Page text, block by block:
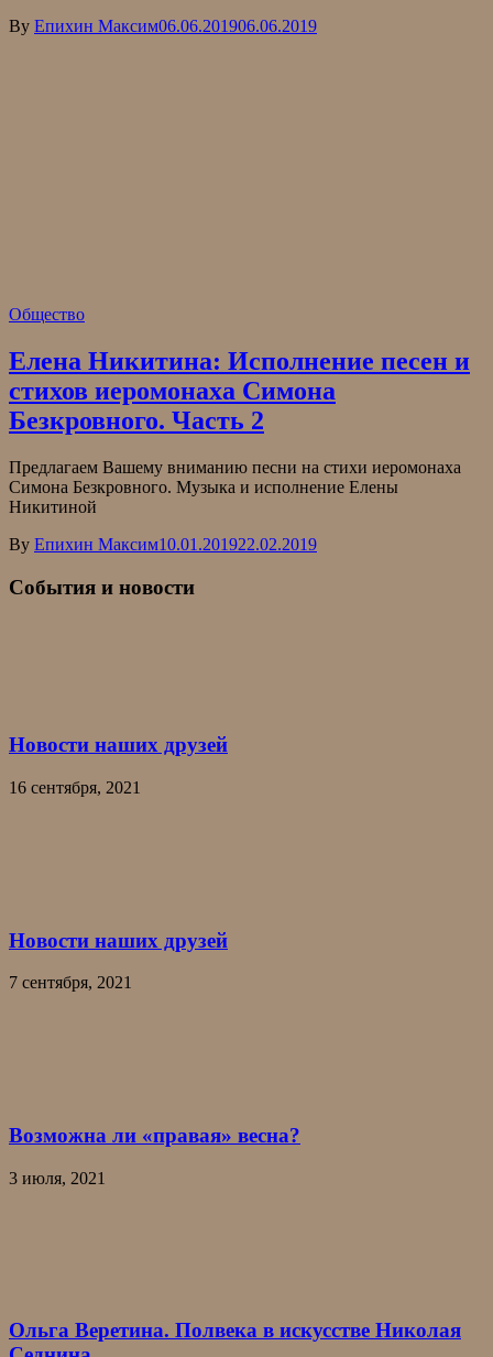
By Епихин Максим06.06.201906.06.2019
Общество
Елена Никитина: Исполнение песен и
стихов иеромонаха Симона
Безкровного. Часть 2
Предлагаем Вашему вниманию песни на стихи иеромонаха
Симона Безкровного. Музыка и исполнение Елены
Никитиной
By Епихин Максим10.01.201922.02.2019
События и новости
Новости наших друзей
16 сентября, 2021
Новости наших друзей
7 сентября, 2021
Возможна ли «правая» весна?
3 июля, 2021
Ольга Веретина. Полвека в искусстве Николая